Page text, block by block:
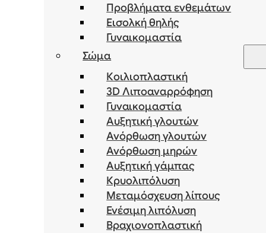
Προβλήματα ενθεμάτων
Εισολκή θηλής
Γυναικομαστία
Σώμα
Κοιλιοπλαστική
3D Λιποαναρρόφηση
Γυναικομαστία
Αυξητική γλουτών
Ανόρθωση γλουτών
Ανόρθωση μηρών
Αυξητική γάμπας
Κρυολιπόλυση
Μεταμόσχευση λίπους
Ενέσιμη λιπόλυση
Bραχιονοπλαστική